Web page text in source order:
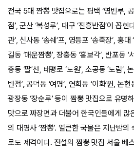
전국 5대 짬뽕 맛집으로는 평택 ‘영빈루,
점’, 군산 ‘복성루’, 대구 ‘진흥반점’이 꼽
관’, 신사동 ‘송쉐’프, 영등포 ‘송죽장’, 홍대
길동 ‘매운짬뽕’, 장충동 ‘홍보각’, 반포동 ‘
충동 ‘팔’선, 태평로 ‘도원’, 소공동 ‘도림’,
반점’, 공덕동 ‘여명’, 연희동 ‘이화’원, 논현
광장동 ‘장순루’ 등이 짬뽕 맛집으로 유명
맛으로 짜장면과 더불어 한국인들에게 많
의 대명사 ’짬뽕’. 얼큰한 국물은 지난밤
로도 제격이다. 전설의 짬뽕 맛집 서울 베